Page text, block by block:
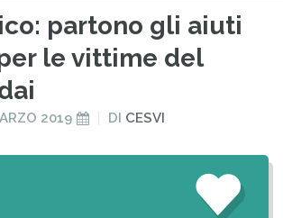
partono gli aiuti
le vittime del
2019 DI CESVI